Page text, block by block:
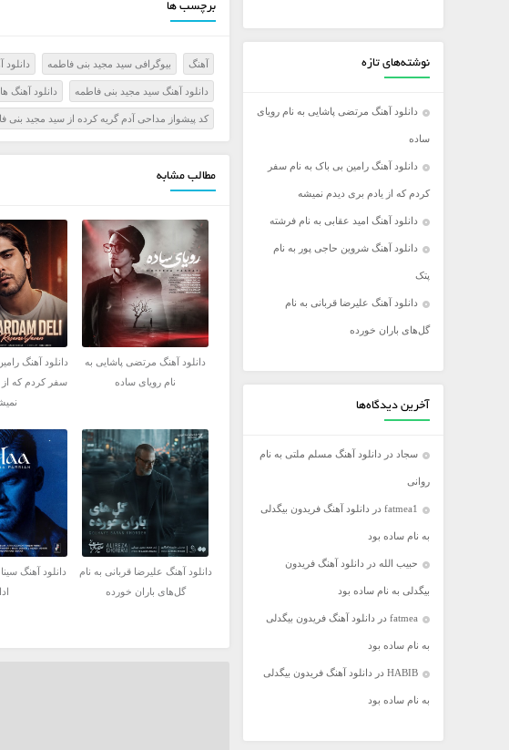
محسن ابراهیم زاده
محسن چاووشی
محمد رضا گلزار
محمد علیزاده
مرتضی اشرفی
مرتضی سرمدی
مهدی جهانی
مهدی یغمایی
میثم ابراهیمی
میلاد راستاد
نوشته‌های تازه
دانلود آهنگ مرتضی پاشایی به نام رویای
ساده
دانلود آهنگ رامین بی باک به نام سفر
کردم که از یادم بری دیدم نمیشه
دانلود آهنگ امید عقابی به نام فرشته
دانلود آهنگ شروین حاجی پور به نام
پتک
دانلود آهنگ علیرضا قربانی به نام
گل‌های باران خورده
آخرین دیدگاه‌ها
سجاد در دانلود آهنگ مسلم ملتی به نام
روانی
fatmea1 در دانلود آهنگ فریدون بیگدلی
به نام ساده بود
حبیب الله در دانلود آهنگ فریدون
بیگدلی به نام ساده بود
fatmea در دانلود آهنگ فریدون بیگدلی
به نام ساده بود
HABIB در دانلود آهنگ فریدون بیگدلی
به نام ساده بود
برچسب ها
آهنگ بیوگرافی سید مجید بنی فاطمه دانلود
دانلود آهنگ سید مجید بنی فاطمه دانلود آهنگ
کد پیشواز مداحی آدم گریه کرده از سید مجید بنی
مطالب مشابه
دانلود آهنگ مرتضی پاشایی به
نام رویای ساده
دانلود آهنگ
سفر کردم که از
دانلود آهنگ علیرضا قربانی به نام
گل‌های باران خورده
دانلود آهنگ
ادا